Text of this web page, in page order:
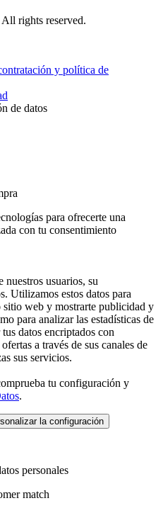
All rights reserved.
y política de
de datos
para ofrecerte una
con tu consentimiento
nuestros usuarios, su
Utilizamos estos datos para
sitio web y mostrarte publicidad y
para analizar las estadísticas de
datos encriptados con
a través de sus canales de
sus servicios.
tu configuración y
.
la configuración
personales
match